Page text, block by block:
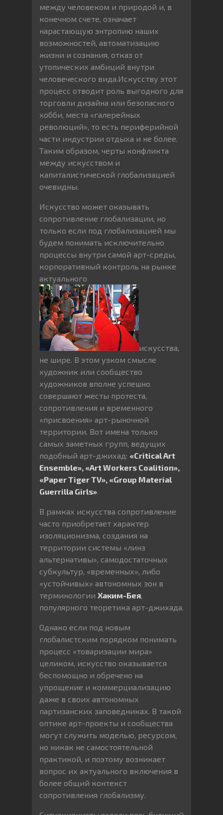
между человеком и природой и, в
конечном счете, означает
нарастающую энтропию наших
возможностей, автоматизацию
жизни и сознания, отказ от
утопических амбиций внутри
человеческого вида.Искусству этот
процесс отводит роль выгодного для
торговли дизайна или безопасного
хобби, места «галерейных
революций», то есть периферийной
части индустрии отдыха и не более.
Таким образом, черты конфликта
между искусством и
капиталистической глобализацией
очевидны.
Искусство может оказывать
сопротивление глобализации, но
только если под глобализацией мы
будем понимать исключительно
процессы внутри самой арт-среды,
корпоративный контроль на рынке
актуального
искусства,
не шире. В этом узком смысле
художник или сообщество
художников вполне успешно
совершают жесты протеста,
сопротивления и временного
«присвоения» арт-рыночной
территории. Вот имена только
самых заметных групп, ведущих
подобный арт-джихад: «Critical Art
Ensemble», «Art Workers Coalition»,
«Paper Tiger TV», «Group Material
Guerrilla Girls»
В рамках искусства сопротивление
часто приобретает характер
изоляционизма, создания на
территории системы «линз
альтернативы», самодостаточных
субкультур, «временных», либо
«устойчивых» автономных зон в
терминологии Хаким-Бея
популярного теоретика арт-джихада.
Однако если под новым
глобалистским порядком понимать
процесс «товаризации мира»
целиком, искусство оказывается
беспомощно и обречено на
упрощение и коммерциализацию
даже в своих автономных
партизанских заповедниках. В такой
оптике арт-проекты и сообщества
могут служить моделью, ресурсом,
но никак не самостоятельной
практикой, и поэтому возникает
вопрос их актуального включения в
более общий контекст
сопротивления глобализму.